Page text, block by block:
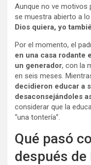
Aunque no ve motivos
se muestra abierto a
Dios quiera, yo
Por el momento, el
en una casa rodante
un generador, con la
en seis meses.
decidieron educar a
desaconsejándoles
considerar que la
“una tontería”.
Qué pasó
después de